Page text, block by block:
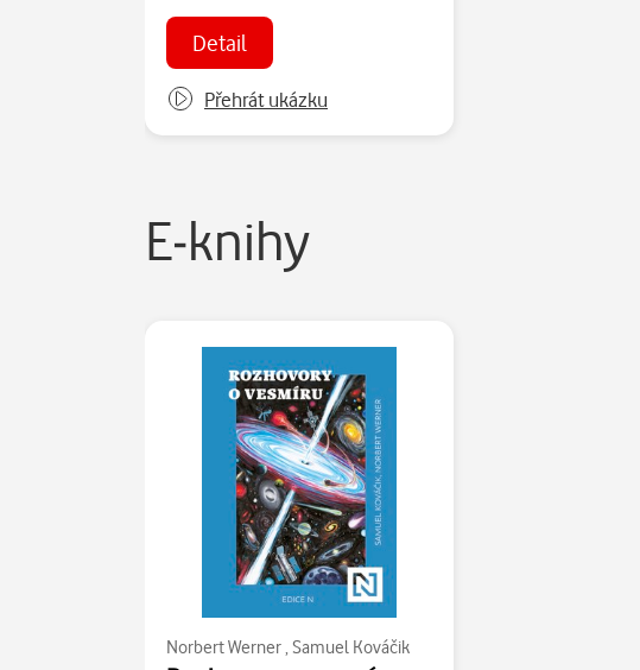
Detail
Přehrát ukázku
E-knihy
Norbert Werner Samuel Kováčik